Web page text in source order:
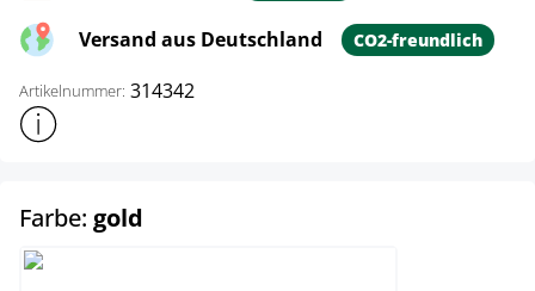
Versand aus Deutschland CO2-freundlich
Artikelnummer: 314342
Weitere Produktinformationen anzeigen
Farbe: gold